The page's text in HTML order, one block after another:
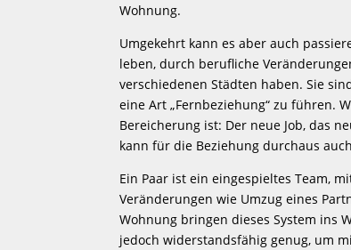
Wohnung.
Umgekehrt kann es aber auch
leben, durch berufliche
verschiedenen Städten haben. Sie
eine Art „Fernbeziehung“ zu führen.
Bereicherung ist: Der neue Job, das
kann für die Beziehung durchaus
Ein Paar ist ein eingespieltes Team,
Veränderungen wie Umzug eines
Wohnung bringen dieses System ins
jedoch widerstandsfähig genug, um